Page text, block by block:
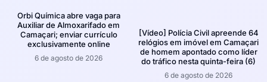
Orbi Química abre vaga para
Auxiliar de Almoxarifado em
Camaçari; enviar currículo
exclusivamente online
6 de agosto de 2026
[Vídeo] Polícia Civil apreende 64
relógios em imóvel em Camaçari
de homem apontado como líder
do tráfico nesta quinta-feira (6)
6 de agosto de 2026